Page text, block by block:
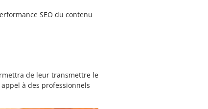
SEO du contenu
de leur transmettre le
à des professionnels